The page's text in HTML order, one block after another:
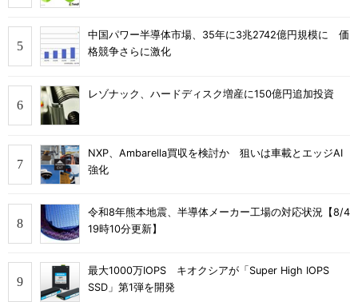
中国パワー半導体市場、35年に3兆2742億円規模に 価
格競争さらに激化
レゾナック、ハードディスク増産に150億円追加投資
NXP、Ambarella買収を検討か 狙いは車載とエッジAI
強化
令和8年熊本地震、半導体メーカー工場の対応状況【8/4
19時10分更新】
最大1000万IOPS キオクシアが「Super High IOPS
SSD」第1弾を開発